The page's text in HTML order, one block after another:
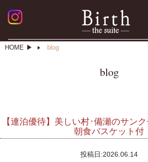
HOME blog
blog
【連泊優待】美しい村･備瀬のサン
朝食バスケット付
投稿日:2026.06.14